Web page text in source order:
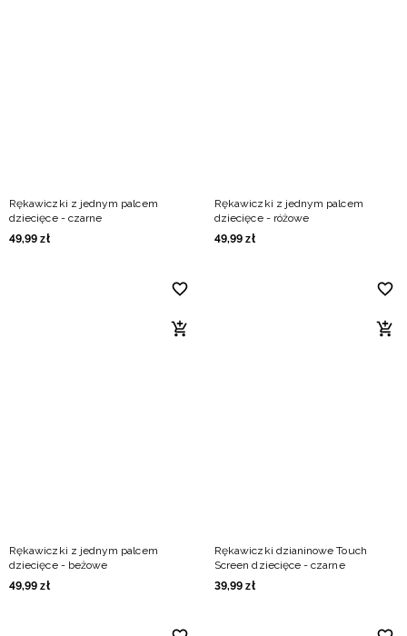
Rękawiczki z jednym palcem
dziecięce - czarne
49,99 zł
Rękawiczki z jednym palcem
dziecięce - różowe
49,99 zł
Rękawiczki z jednym palcem
dziecięce - beżowe
49,99 zł
Rękawiczki dzianinowe Touch
Screen dziecięce - czarne
39,99 zł